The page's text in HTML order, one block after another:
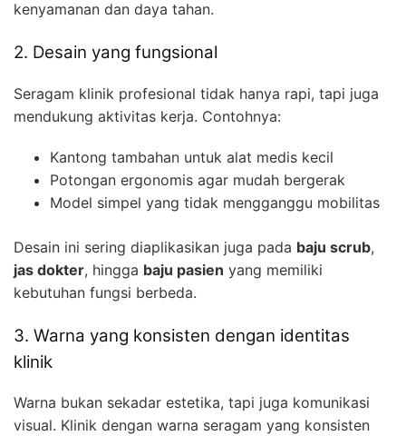
kenyamanan dan daya tahan.
2. Desain yang fungsional
Seragam klinik profesional tidak hanya rapi, tapi juga
mendukung aktivitas kerja. Contohnya:
Kantong tambahan untuk alat medis kecil
Potongan ergonomis agar mudah bergerak
Model simpel yang tidak mengganggu mobilitas
Desain ini sering diaplikasikan juga pada baju scrub,
jas dokter, hingga baju pasien yang memiliki
kebutuhan fungsi berbeda.
3. Warna yang konsisten dengan identitas
klinik
Warna bukan sekadar estetika, tapi juga komunikasi
visual. Klinik dengan warna seragam yang konsisten